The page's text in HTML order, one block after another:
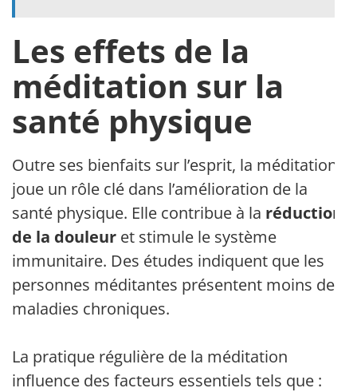
Les effets de la
méditation sur la
santé physique
Outre ses bienfaits sur l’esprit, la méditation
joue un rôle clé dans l’amélioration de la
santé physique. Elle contribue à la réduction
de la douleur et stimule le système
immunitaire. Des études indiquent que les
personnes méditantes présentent moins de
maladies chroniques.
La pratique régulière de la méditation
influence des facteurs essentiels tels que :